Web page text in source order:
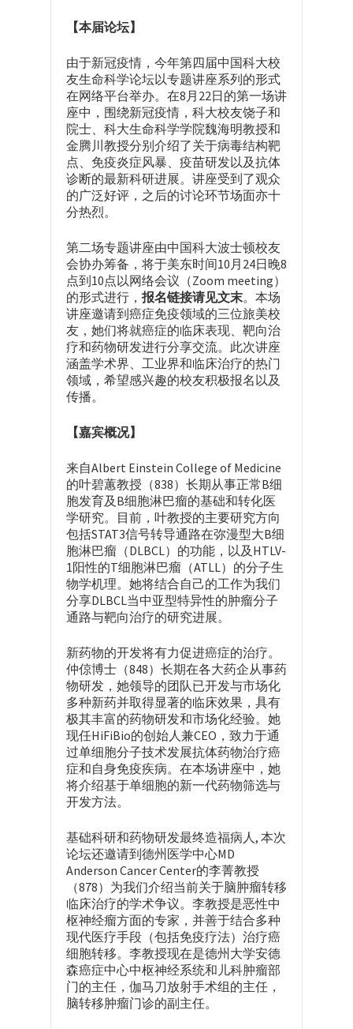
【本届论坛】
由于新冠疫情，今年第四届中国科大校
友生命科学论坛以专题讲座系列的形式
在网络平台举办。在8月22日的第一场讲
座中，围绕新冠疫情，科大校友饶子和
院士、科大生命科学学院魏海明教授和
金腾川教授分别介绍了关于病毒结构靶
点、免疫炎症风暴、疫苗研发以及抗体
诊断的最新科研进展。讲座受到了观众
的广泛好评，之后的讨论环节场面亦十
分热烈。
第二场专题讲座由中国科大波士顿校友
会协办筹备，将于美东时间10月24日晚8
点到10点以网络会议（Zoom meeting）
的形式进行， 报名链接请见文末。本场
讲座邀请到癌症免疫领域的三位旅美校
友，她们将就癌症的临床表现、靶向治
疗和药物研发进行分享交流。此次讲座
涵盖学术界、工业界和临床治疗的热门
领域，希望感兴趣的校友积极报名以及
传播。
【嘉宾概况】
来自Albert Einstein College of Medicine
的叶碧蕙教授（838）长期从事正常B细
胞发育及B细胞淋巴瘤的基础和转化医
学研究。目前，叶教授的主要研究方向
包括STAT3信号转导通路在弥漫型大B细
胞淋巴瘤（DLBCL）的功能，以及HTLV-
1阳性的T细胞淋巴瘤（ATLL）的分子生
物学机理。她将结合自己的工作为我们
分享DLBCL当中亚型特异性的肿瘤分子
通路与靶向治疗的研究进展。
新药物的开发将有力促进癌症的治疗。
仲倞博士（848）长期在各大药企从事药
物研发，她领导的团队已开发与市场化
多种新药并取得显著的临床效果，具有
极其丰富的药物研发和市场化经验。她
现任HiFiBio的创始人兼CEO，致力于通
过单细胞分子技术发展抗体药物治疗癌
症和自身免疫疾病。在本场讲座中，她
将介绍基于单细胞的新一代药物筛选与
开发方法。
基础科研和药物研发最终造福病人, 本次
论坛还邀请到德州医学中心MD
Anderson Cancer Center的李菁教授
（878）为我们介绍当前关于脑肿瘤转移
临床治疗的学术争议。李教授是恶性中
枢神经瘤方面的专家，并善于结合多种
现代医疗手段（包括免疫疗法）治疗癌
细胞转移。李教授现在是德州大学安德
森癌症中心中枢神经系统和儿科肿瘤部
门的主任，伽马刀放射手术组的主任，
脑转移肿瘤门诊的副主任。